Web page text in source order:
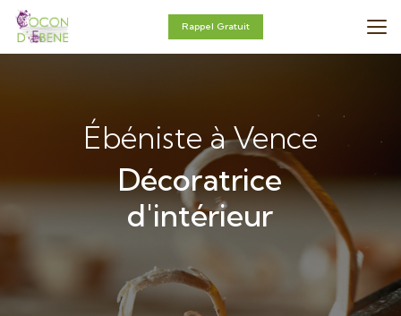
Aller
contenu
principal
Rappel Gratuit
Ébéniste à Vence
Décoratrice
d'intérieur